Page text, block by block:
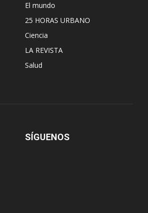
El mundo
25 HORAS URBANO
Ciencia
LA REVISTA
Salud
SÍGUENOS